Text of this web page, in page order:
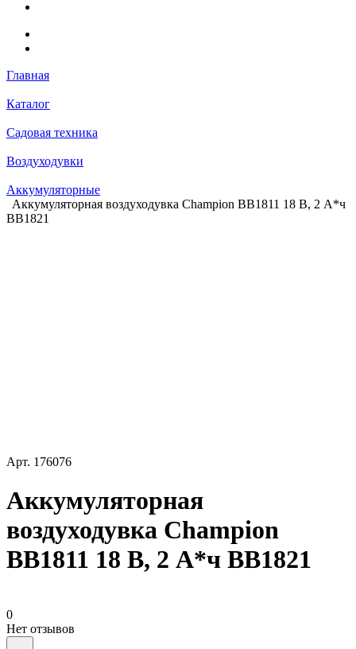
Главная
Каталог
Садовая техника
Воздуходувки
Аккумуляторные
Аккумуляторная воздуходувка Champion BB1811 18 В, 2 А*ч
BB1821
Арт. 176076
Аккумуляторная
воздуходувка Champion
BB1811 18 В, 2 А*ч BB1821
0
Нет отзывов